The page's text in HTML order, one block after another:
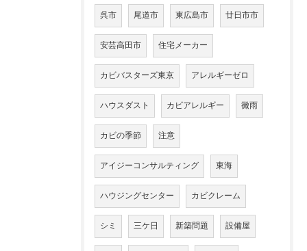
呉市 尾道市 東広島市 廿日市市
安芸高田市 住宅メーカー
カビバスターズ東京 アレルギーゼロ
ハウスダスト カビアレルギー 黴雨
カビの季節 注意
アイジーコンサルティング 東海
ハウジングセンター カビクレーム
シミ 三ケ日 新築問題 設備屋